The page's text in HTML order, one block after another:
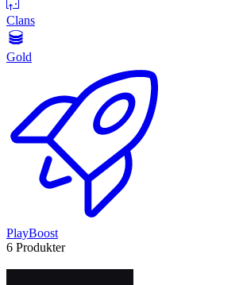
Clans
Gold
PlayBoost
6 Produkter